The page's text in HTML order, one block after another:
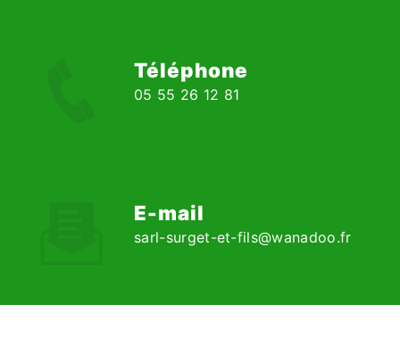
Téléphone
05 55 26 12 81
E-mail
sarl-surget-et-fils@wanadoo.fr